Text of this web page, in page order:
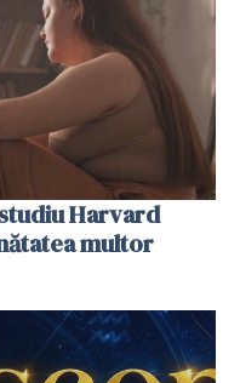
Harvard
multor